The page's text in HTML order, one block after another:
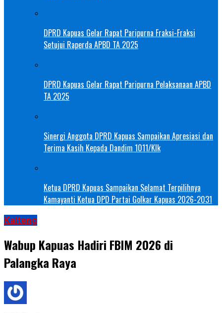
DPRD Kapuas Gelar Rapat Paripurna Fraksi-Fraksi
Setujui Raperda APBD TA 2025
DPRD Kapuas Gelar Rapat Paripurna Pelaksanaan APBD
TA 2025
Sinergi Anggota DPRD Kapuas Sampaikan Apresiasi dan
Terima Kasih Kepada Dandim 1011/Klk
Ketua DPRD Kapuas Sampaikan Selamat Terpilihnya
Kamayanti Ketua DPD Partai Golkar Kapuas 2026-2031
Kalteng
Wabup Kapuas Hadiri FBIM 2026 di
Palangka Raya